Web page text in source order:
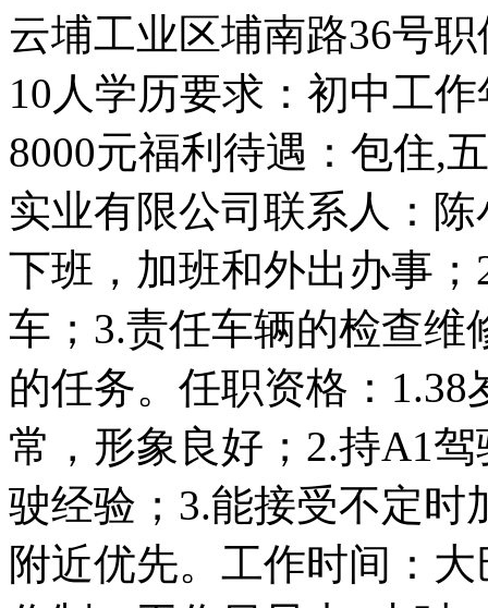
云埔工业区埔南路36号
10人学历要求：初中工
8000元福利待遇：包住,
实业有限公司联系人：
下班，加班和外出办事
车；3.责任车辆的检查维
的任务。任职资格：1.38
常，形象良好；2.持A1
驶经验；3.能接受不定时
附近优先。工作时间：